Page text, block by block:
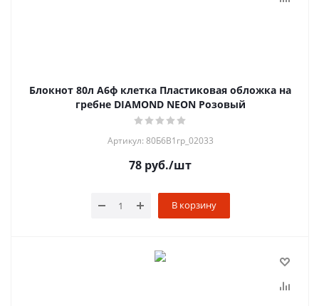
Блокнот 80л А6ф клетка Пластиковая обложка на
гребне DIAMOND NEON Розовый
Артикул: 80Б6B1гр_02033
78 руб./шт
В корзину